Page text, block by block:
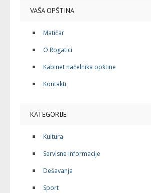
VAŠA OPŠTINA
Matičar
O Rogatici
Kabinet načelnika opštine
Kontakti
KATEGORIJE
Kultura
Servisne informacije
Dešavanja
Sport